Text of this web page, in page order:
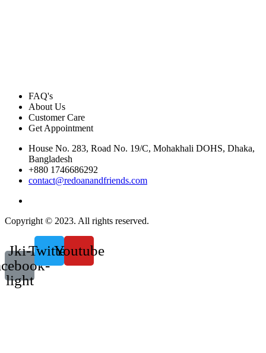
FAQ's
About Us
Customer Care
Get Appointment
House No. 283, Road No. 19/C, Mohakhali DOHS, Dhaka,
Bangladesh
+880 1746686292
contact@redoanandfriends.com
Copyright © 2023. All rights reserved.
Jki-
light
TwitterYoutube